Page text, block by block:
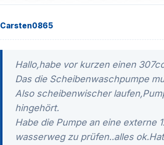
Carsten0865
Hallo,habe vor kurzen einen
Das die Scheibenwaschpumpe
Also scheibenwischer
hingehört.
Habe die Pumpe an eine externe
wasserweg zu prüfen..alles